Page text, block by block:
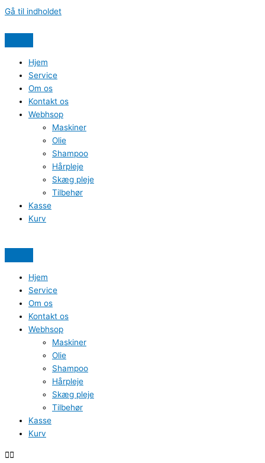
Gå til indholdet
Hjem
Service
Om os
Kontakt os
Webhsop
Maskiner
Olie
Shampoo
Hårpleje
Skæg pleje
Tilbehør
Kasse
Kurv
Hjem
Service
Om os
Kontakt os
Webhsop
Maskiner
Olie
Shampoo
Hårpleje
Skæg pleje
Tilbehør
Kasse
Kurv